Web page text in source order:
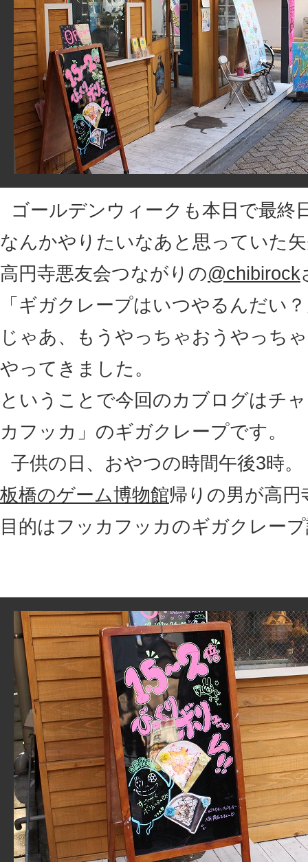
ゴールデンウィークも本日で最終
なんかやりたいなあと思っていた
高円寺悪友会つながりの@chibirock
「ギガクレープはいつやるんだい
じゃあ、もうやっちゃおうやっち
やってきました。
ということで今回のカブログはチ
カフッカ」のギガクレープです。
子供の日、おやつの時間午後3時。
板橋のゲーム博物館帰りの男が高
目的はフッカフッカのギガクレー